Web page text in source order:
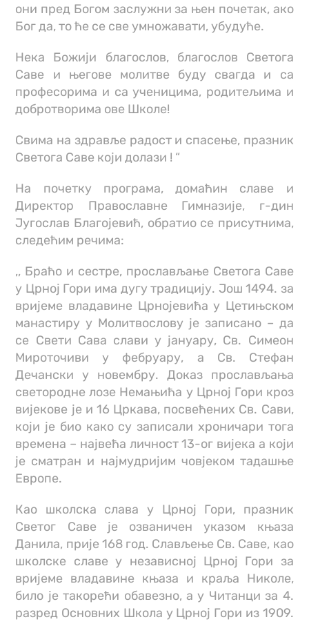
они пред Богом заслужни за њен почетак, ако
Бог да, то ће се све умножавати, убудуће.
Нека Божији благослов, благослов Светога
Саве и његове молитве буду свагда и са
професорима и са ученицима, родитељима и
добротворима ове Школе!
Свима на здравље радост и спасење, празник
Светога Саве који долази ! “
На почетку програма, домаћин славе и
Директор Православне Гимназије, г-дин
Југослав Благојевић, обратио се присутнима,
следећим речима:
,, Браћо и сестре, прослављање Светога Саве
у Црној Гори има дугу традицију. Још 1494. за
вријеме владавине Црнојевића у Цетињском
манастиру у Молитвослову је записано – да
се Свети Сава слави у јануару, Св. Симеон
Мироточиви у фебруару, а Св. Стефан
Дечански у новембру. Доказ прослављања
светородне лозе Немањића у Црној Гори кроз
вијекове је и 16 Цркава, посвећених Св. Сави,
који је био како су записали хроничари тога
времена – највећа личност 13-ог вијека а који
је сматран и најмудријим човјеком тадашње
Европе.
Као школска слава у Црној Гори, празник
Светог Саве је озваничен указом књаза
Данила, прије 168 год. Слављење Св. Саве, као
школске славе у независној Црној Гори за
вријеме владавине књаза и краља Николе,
било је такорећи обавезно, а у Читанци за 4.
разред Основних Школа у Црној Гори из 1909.